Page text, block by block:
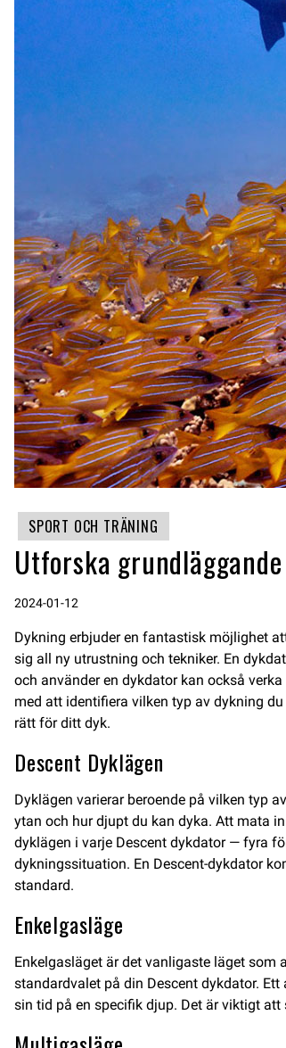
SPORT OCH TRÄNING
Utforska
2024-01-12
Dykning erbjuder en fantastisk möjlighet
sig all ny utrustning och tekniker. En
och använder en dykdator kan också verka
med att identifiera vilken typ av dykning
rätt för ditt dyk.
Descent Dyklägen
Dyklägen varierar beroende på vilken typ
ytan och hur djupt du kan dyka. Att mata
dyklägen i varje Descent dykdator — fyra
dykningssituation. En Descent-dykdator
standard.
Enkelgasläge
Enkelgasläget är det vanligaste läget som
standardvalet på din Descent dykdator.
sin tid på en specifik djup. Det är viktigt